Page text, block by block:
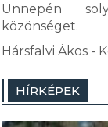
Ünnepén
közönséget.
Hársfalvi Ákos -
HÍRKÉPEK